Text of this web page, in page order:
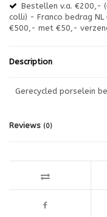
Bestellen v.a. €200,-
colli) - Franco bedrag NL
€500,- met €50,-
Description
Gerecycled porselein
Reviews (0)